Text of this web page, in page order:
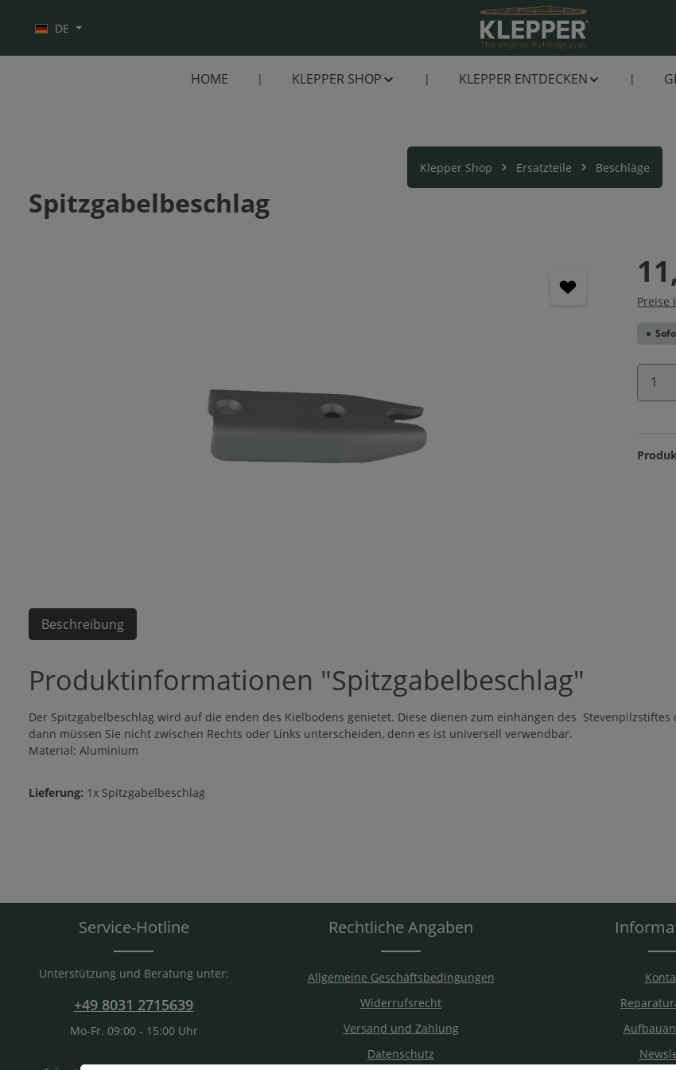
DE
HOME KLEPPER SHOP KLEPPER ENTDECKEN
Klepper Shop Ersatzteile Beschläge
Spitzgabelbeschlag
Preise
Beschreibung
Produktinformationen "Spitzgabelbeschlag"
Der Spitzgabelbeschlag wird auf die enden des Kielbodens genietet. Diese dienen zum einhängen des Stevenpilzstiftes
dann müssen Sie nicht zwischen Rechts oder Links unterscheiden, denn es ist universell verwendbar.
Material: Aluminium
Lieferung: 1x Spitzgabelbeschlag
Service-Hotline
Unterstützung und Beratung unter:
+49 8031 2715639
Mo-Fr. 09:00 - 15:00 Uhr
Rechtliche Angaben
Allgemeine Geschäftsbedingungen
Widerrufsrecht
Versand und Zahlung
Datenschutz